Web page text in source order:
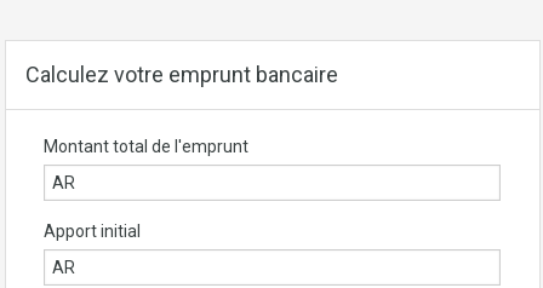
Calculez votre emprunt bancaire
Montant total de l'emprunt
Apport initial